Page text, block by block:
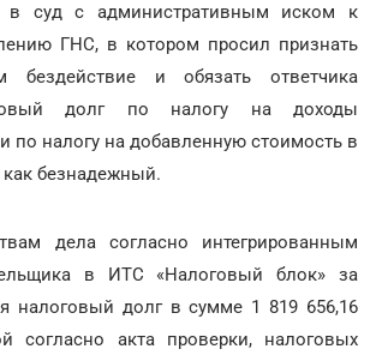
в суд с административным иском к
ГНС, в котором просил признать
бездействие и обязать ответчика
долг по налогу на доходы
по налогу на добавленную стоимость в
безнадежный.
дела согласно интегрированным
в ИТС «Налоговый блок» за
налоговый долг в сумме 1 819 656,16
согласно акта проверки, налоговых